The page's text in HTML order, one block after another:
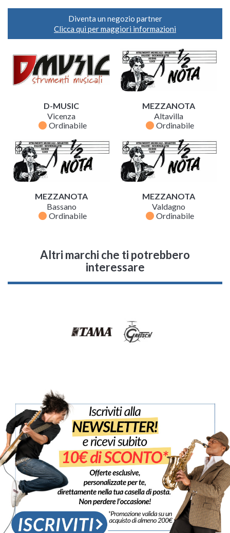
Diventa un negozio partner
Clicca qui per maggiori informazioni
D-MUSIC
Vicenza
fiber_manual_record Ordinabile
MEZZANOTA
Altavilla
fiber_manual_record Ordinabile
MEZZANOTA
Bassano
fiber_manual_record Ordinabile
MEZZANOTA
Valdagno
fiber_manual_record Ordinabile
Altri marchi che ti potrebbero
interessare